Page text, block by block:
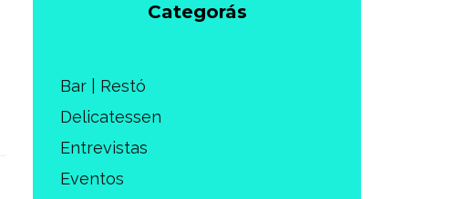
Categorás
Bar | Restó
Delicatessen
Entrevistas
Eventos